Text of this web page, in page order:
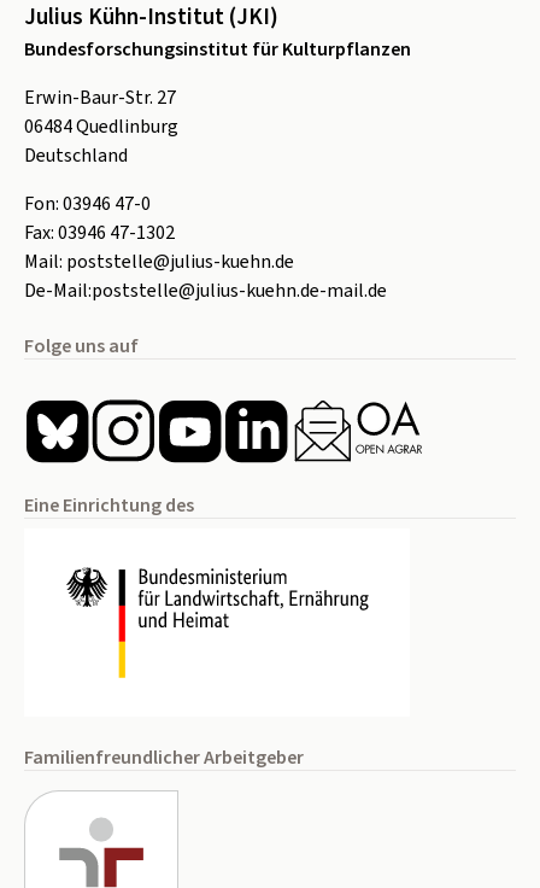
Julius Kühn-Institut (JKI)
Bundesforschungsinstitut für Kulturpflanzen
Erwin-Baur-Str. 27
06484Quedlinburg
Deutschland
Fon:03946 47-0
Fax:03946 47-1302
Mail: poststelle@julius-kuehn.de
De-Mail:poststelle@julius-kuehn.de-mail.de
Folge uns auf
Eine Einrichtung des
Familienfreundlicher Arbeitgeber